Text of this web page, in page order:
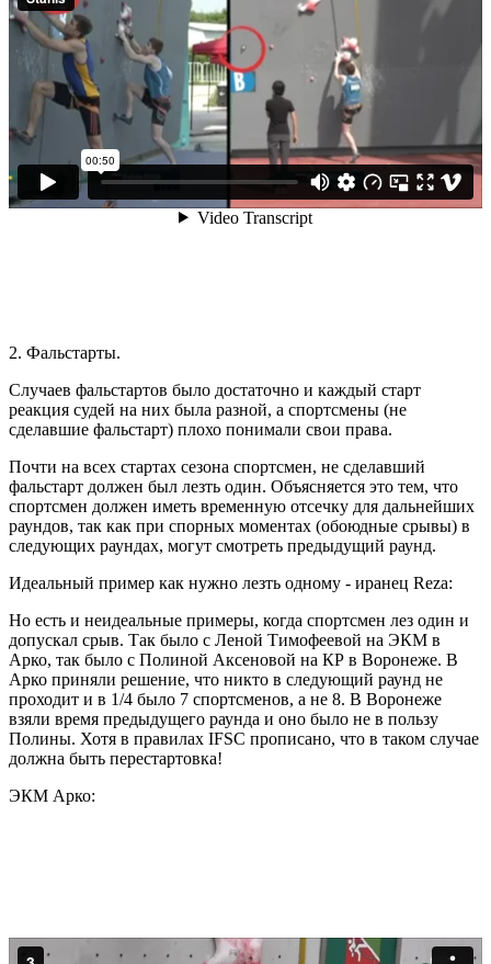
2. Фальстарты.
Случаев фальстартов было достаточно и каждый старт
реакция судей на них была разной, а спортсмены (не
сделавшие фальстарт) плохо понимали свои права.
Почти на всех стартах сезона спортсмен, не сделавший
фальстарт должен был лезть один. Объясняется это тем, что
спортсмен должен иметь временную отсечку для дальнейших
раундов, так как при спорных моментах (обоюдные срывы) в
следующих раундах, могут смотреть предыдущий раунд.
Идеальный пример как нужно лезть одному - иранец Reza:
Но есть и неидеальные примеры, когда спортсмен лез один и
допускал срыв. Так было с Леной Тимофеевой на ЭКМ в
Арко, так было с Полиной Аксеновой на КР в Воронеже. В
Арко приняли решение, что никто в следующий раунд не
проходит и в 1/4 было 7 спортсменов, а не 8. В Воронеже
взяли время предыдущего раунда и оно было не в пользу
Полины. Хотя в правилах IFSC прописано, что в таком случае
должна быть перестартовка!
ЭКМ Арко: